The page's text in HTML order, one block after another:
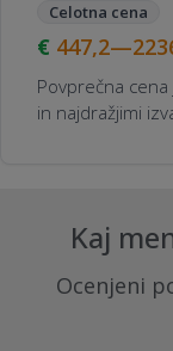
Celotna cena
Povprečna
in najdražjimi
Kaj
Ocenjeni